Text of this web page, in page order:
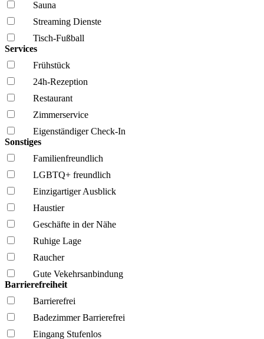
Sauna
Streaming Dienste
Tisch-Fußball
Services
Frühstück
24h-Rezeption
Restaurant
Zimmerservice
Eigenständiger Check-In
Sonstiges
Familien­freundlich
LGBTQ+ freundlich
Einzigartiger Ausblick
Haustier
Geschäfte in der Nähe
Ruhige Lage
Raucher
Gute Vekehrsanbindung
Barrierefreiheit
Barrierefrei
Badezimmer Barrierefrei
Eingang Stufenlos